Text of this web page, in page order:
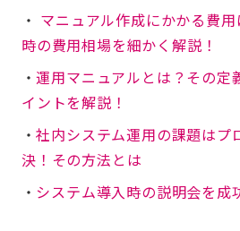
・ マニュアル作成にかかる費
時の費用相場を細かく解説！
・運用マニュアルとは？その定
イントを解説！
・社内システム運用の課題はプ
決！その方法とは
・ システム導入時の説明会を成